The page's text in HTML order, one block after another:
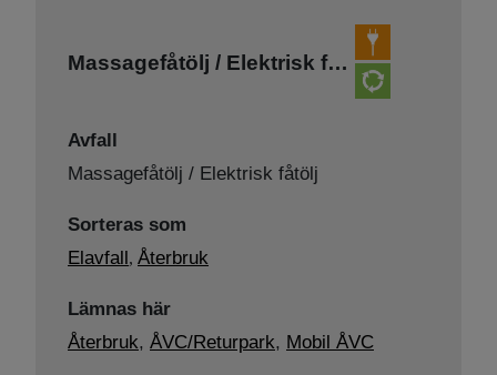
Massagefåtölj / Elektrisk fåtölj
Avfall
Massagefåtölj / Elektrisk fåtölj
Sorteras som
Elavfall, Återbruk
Lämnas här
Återbruk, ÅVC/Returpark, Mobil ÅVC